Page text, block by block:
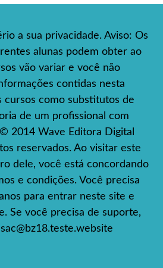
a sua privacidade. Aviso: Os
alunas podem obter ao
vão variar e você não
contidas nesta
cursos como substitutos de
de um profissional com
2014 Wave Editora Digital
reservados. Ao visitar este
dele, você está concordando
e condições. Você precisa
para entrar neste site e
Se você precisa de suporte,
sac@bz18.teste.website